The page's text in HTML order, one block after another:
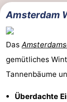
Amsterdam
Das
gemütliches
Tannenbäume
Überdachte